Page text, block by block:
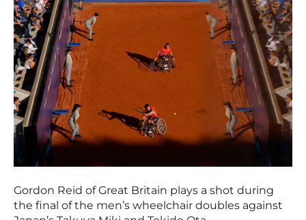
Gordon Reid of Great Britain plays a shot during
the final of the men’s wheelchair doubles against